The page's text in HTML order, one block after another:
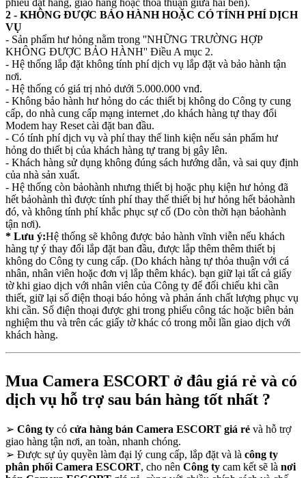
2 - KHÔNG ĐƯỢC BẢO HÀNH HOẶC CÓ TÍNH PHÍ DỊCH
VỤ
- Sản phẩm hư hỏng nằm trong ''NHỮNG TRƯỜNG HỢP
KHÔNG ĐƯỢC BẢO HÀNH'' Điều A mục 2.
- Hệ thống lắp đặt không tính phí dịch vụ lắp đặt và bảo hành tận
nơi.
- Hệ thống có giá trị nhỏ dưới 5.000.000 vnđ.
- Không bảo hành hư hỏng do các thiết bị không do Công ty cung
cấp, do nhà cung cấp mạng internet ,do khách hàng tự thay đổi
Modem hay Reset cài đặt ban đầu.
- Có tính phí dịch vụ và phí thay thế linh kiện nếu sản phẩm hư
hỏng do thiết bị của khách hàng tự trang bị gây lên.
- Khách hàng sử dụng không đúng sách hướng dẫn, và sai quy định
của nhà sản xuất.
- Hệ thống còn bảohành nhưng thiết bị hoặc phụ kiện hư hỏng đã
hết bảohành thì được tính phí thay thế thiết bị hư hỏng hết bảohành
đó, và không tính phí khắc phục sự cố (Do còn thời hạn bảohành
tận nơi).
* Lưu ý:Hệ thống sẽ không được bảo hành vĩnh viễn nếu khách
hàng tự ý thay đổi lắp đặt ban đầu, được lắp thêm thêm thiết bị
không do Công ty cung cấp. (Do khách hàng tự thỏa thuận với cá
nhân, nhân viên hoặc đơn vị lắp thêm khác). bạn giữ lại tất cả giấy
tờ khi giao dịch với nhân viên của Công ty để đối chiếu khi cần
thiết, giữ lại số điện thoại báo hỏng và phản ánh chất lượng phục vụ
khi cần. Số điện thoại được ghi trong phiếu công tác hoặc biên bản
nghiệm thu và trên các giấy tờ khác có trong mỗi lần giao dịch với
khách hàng.
Mua Camera ESCORT ở đâu giá rẻ và có
dịch vụ hỗ trợ sau bán hàng tốt nhất ?
➢ Công ty có cửa hàng bán Camera ESCORT giá rẻ và hỗ trợ
giao hàng tận nơi, an toàn, nhanh chóng.
➢ Được sự ủy quyền làm đại lý cung cấp, lắp đặt và là công ty
phân phối Camera ESCORT, cho nên Công ty cam kết sẽ là nơi